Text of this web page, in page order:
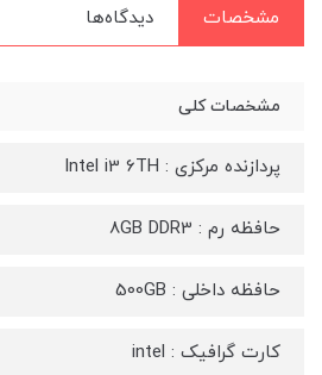
مشخصات دیدگاه‌ها
مشخصات کلی
پردازنده مرکزی : Intel i3 6TH
حافظه رم : 8GB DDR3
حافظه داخلی : 500GB
کارت گرافیک : intel